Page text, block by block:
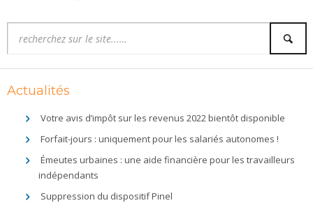
Actualités
Votre avis d’impôt sur les revenus 2022 bientôt disponible
Forfait-jours : uniquement pour les salariés autonomes !
Émeutes urbaines : une aide financière pour les travailleurs
indépendants
Suppression du dispositif Pinel